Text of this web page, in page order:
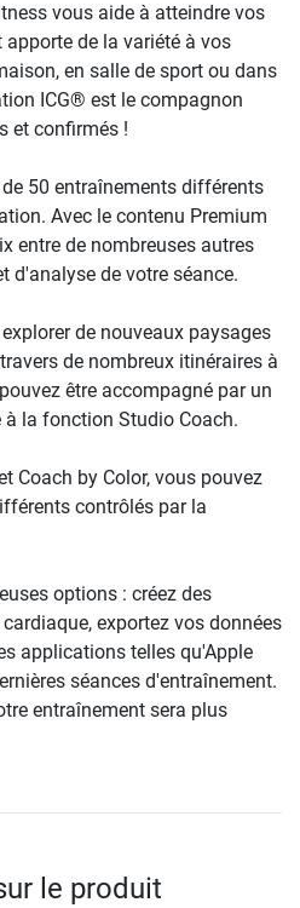
vous aide à atteindre vos
de la variété à vos
en salle de sport ou dans
ICG® est le compagnon
et confirmés !
50 entraînements différents
Avec le contenu Premium
entre de nombreuses autres
d'analyse de votre séance.
de nouveaux paysages
de nombreux itinéraires à
être accompagné par un
la fonction Studio Coach.
Coach by Color, vous pouvez
contrôlés par la
options : créez des
exportez vos données
applications telles qu'Apple
séances d'entraînement.
entraînement sera plus
le produit